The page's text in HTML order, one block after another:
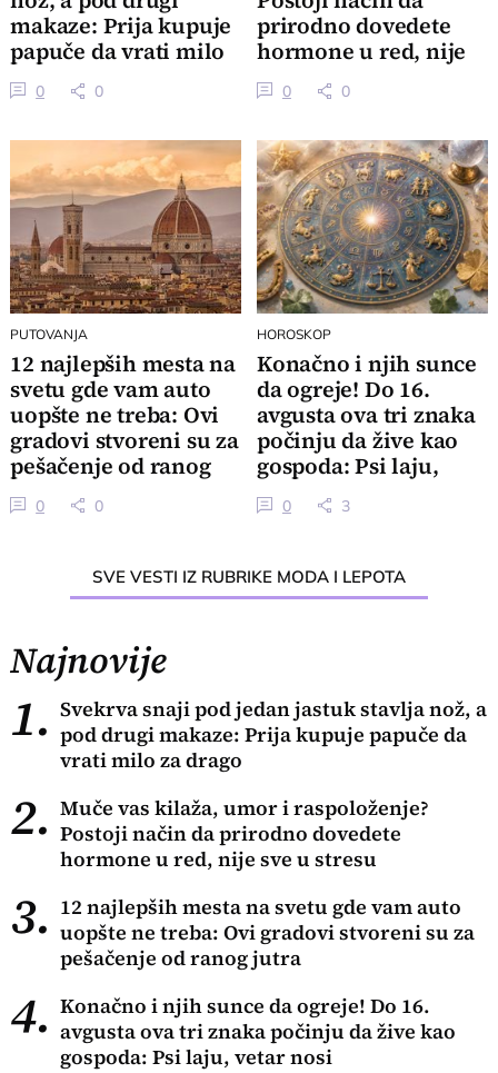
makaze: Prija kupuje
papuče da vrati milo
za drago
0 0
prirodno dovedete
hormone u red, nije
sve u stresu
0 0
PUTOVANJA
12 najlepših mesta na
svetu gde vam auto
uopšte ne treba: Ovi
gradovi stvoreni su za
pešačenje od ranog
jutra
0 0
HOROSKOP
Konačno i njih sunce
da ogreje! Do 16.
avgusta ova tri znaka
počinju da žive kao
gospoda: Psi laju,
vetar nosi
0 3
SVE VESTI IZ RUBRIKE MODA I LEPOTA
Najnovije
1. Svekrva snaji pod jedan jastuk stavlja nož, a
pod drugi makaze: Prija kupuje papuče da
vrati milo za drago
2. Muče vas kilaža, umor i raspoloženje?
Postoji način da prirodno dovedete
hormone u red, nije sve u stresu
3. 12 najlepših mesta na svetu gde vam auto
uopšte ne treba: Ovi gradovi stvoreni su za
pešačenje od ranog jutra
4. Konačno i njih sunce da ogreje! Do 16.
avgusta ova tri znaka počinju da žive kao
gospoda: Psi laju, vetar nosi